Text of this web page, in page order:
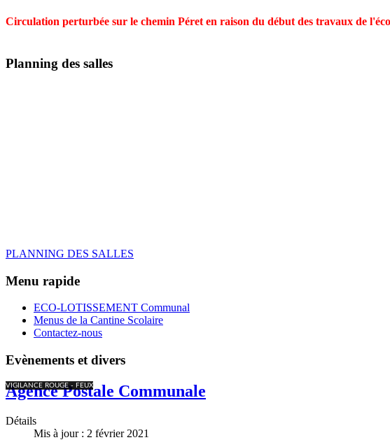
Circulation perturbée sur le chemin Péret en raison du début des travaux de
Planning des salles
PLANNING DES SALLES
Menu rapide
ECO-LOTISSEMENT Communal
Menus de la Cantine Scolaire
Contactez-nous
Evènements et divers
VIGILANCE ROUGE - FEUX
Agence Postale Communale
Détails
Mis à jour : 2 février 2021